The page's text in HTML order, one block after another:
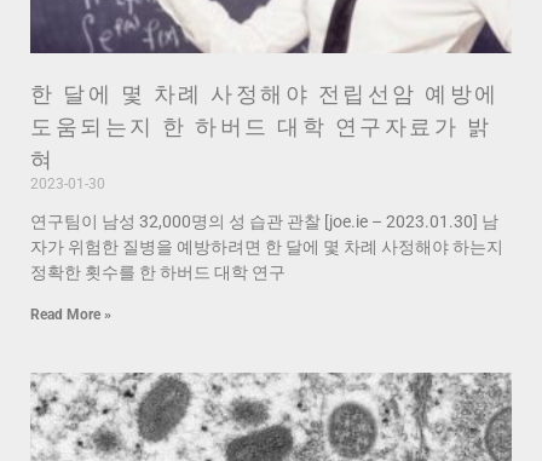
한 달에 몇 차례 사정해야 전립선암 예방에
도움되는지 한 하버드 대학 연구자료가 밝
혀
2023-01-30
연구팀이 남성 32,000명의 성 습관 관찰 [joe.ie – 2023.01.30] 남
자가 위험한 질병을 예방하려면 한 달에 몇 차례 사정해야 하는지
정확한 횟수를 한 하버드 대학 연구
Read More »